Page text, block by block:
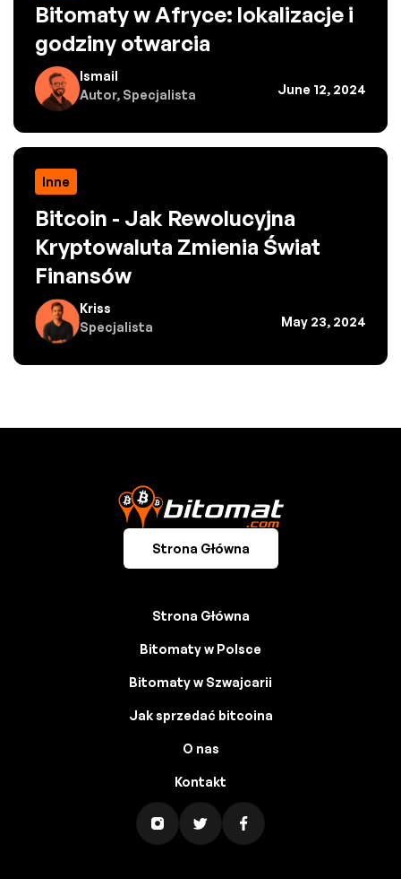
Bitomaty w Afryce: lokalizacje i
godziny otwarcia
Ismail
Autor, Specjalista
June 12, 2024
Inne
Bitcoin - Jak Rewolucyjna
Kryptowaluta Zmienia Świat
Finansów
Kriss
Specjalista
May 23, 2024
Strona Główna
Strona Główna
Bitomaty w Polsce
Bitomaty w Szwajcarii
Jak sprzedać bitcoina
O nas
Kontakt